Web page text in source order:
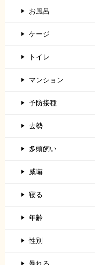
お風呂
ケージ
トイレ
マンション
予防接種
去勢
多頭飼い
威嚇
寝る
年齢
性別